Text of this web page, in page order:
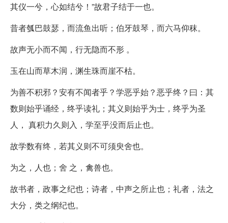
其仪一兮，心如结兮！”故君子结于一也。
昔者瓠巴鼓瑟，而流鱼出听；伯牙鼓琴，而六马仰秣。
故声无小而不闻，行无隐而不形 。
玉在山而草木润，渊生珠而崖不枯。
为善不积邪？安有不闻者乎？学恶乎始？恶乎终？曰：其
数则始乎诵经，终乎读礼；其义则始乎为士，终乎为圣
人， 真积力久则入，学至乎没而后止也。
故学数有终，若其义则不可须臾舍也。
为之，人也；舍 之，禽兽也。
故书者，政事之纪也；诗者，中声之所止也；礼者，法之
大分，类之纲纪也。